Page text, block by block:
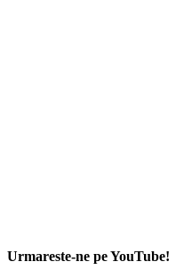
Urmareste-ne pe YouTube!